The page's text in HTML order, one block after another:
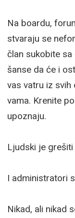
Na boardu,
stvaraju se
član sukobite
šanse da će i
vas vatru iz svih
vama. Krenite
upoznaju.
Ljudski je
I administratori
Nikad, ali nikad